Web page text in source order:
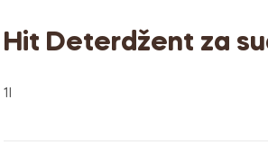
Hit Deterdžent za
1l